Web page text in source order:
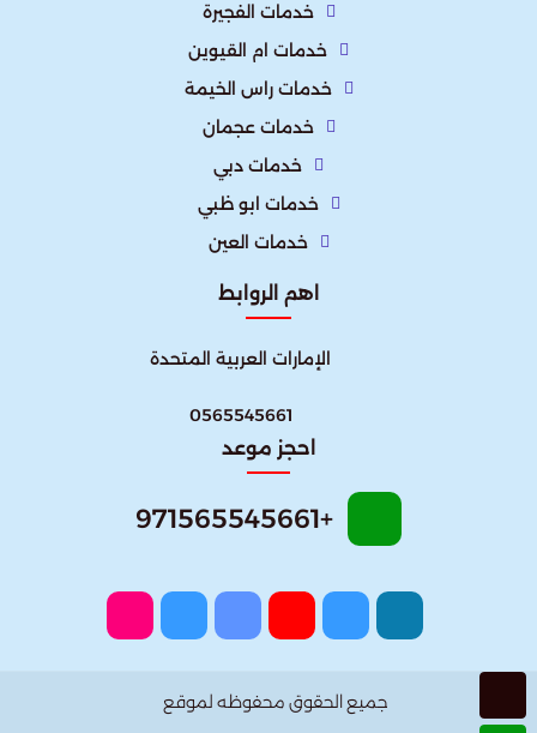
خدمات الفجيرة
خدمات ام القيوين
خدمات راس الخيمة
خدمات عجمان
خدمات دبي
خدمات ابو ظبي
خدمات العين
اهم الروابط
الإمارات العربية المتحدة​
0565545661
احجز موعد
+971565545661
جميع الحقوق محفوظه لموقع